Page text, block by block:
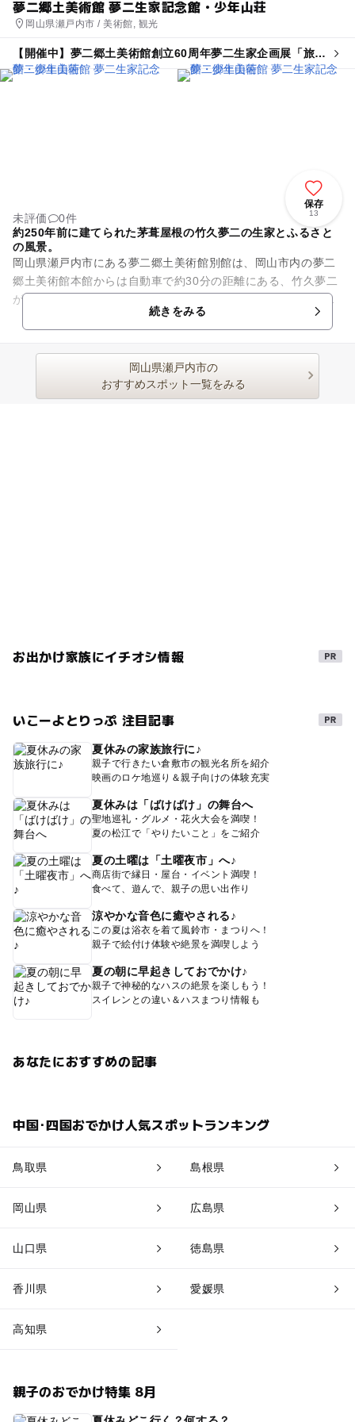
夢二郷土美術館 夢二生家記念館・少年山荘
岡山県瀬戸内市 / 美術館, 観光
【開催中】夢二郷土美術館創立60周年夢二生家企画展「旅の
巻」
保存
13
未評価
0件
約250年前に建てられた茅葺屋根の竹久夢二の生家とふるさと
の風景。
岡山県瀬戸内市にある夢二郷土美術館別館は、岡山市内の夢二
郷土美術館本館からは自動車で約30分の距離にある、竹久夢二
が生まれた茅葺屋根の生家と夢二が東京に建てたアトリエを再
現した「少年山荘」で作品...続きをみる
岡山県瀬戸内市の
おすすめスポット一覧をみる
お出かけ家族にイチオシ情報
いこーよとりっぷ 注目記事
夏休みの家族旅行に♪
親子で行きたい倉敷市の観光名所を紹介
映画のロケ地巡り＆親子向けの体験充実
夏休みは「ばけばけ」の舞台へ
聖地巡礼・グルメ・花火大会を満喫！
夏の松江で「やりたいこと」をご紹介
夏の土曜は「土曜夜市」へ♪
商店街で縁日・屋台・イベント満喫！
食べて、遊んで、親子の思い出作り
涼やかな音色に癒やされる♪
この夏は浴衣を着て風鈴市・まつりへ！
親子で絵付け体験や絶景を満喫しよう
夏の朝に早起きしておでかけ♪
親子で神秘的なハスの絶景を楽しもう！
スイレンとの違い＆ハスまつり情報も
あなたにおすすめの記事
中国･四国おでかけ人気スポットランキング
鳥取県 島根県
岡山県 広島県
山口県 徳島県
香川県 愛媛県
高知県
親子のおでかけ特集 8月